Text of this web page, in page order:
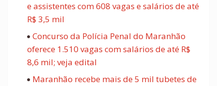
e assistentes com 608 vagas e salários de até
R$ 3,5 mil
Concurso da Polícia Penal do Maranhão
oferece 1.510 vagas com salários de até R$
8,6 mil; veja edital
Maranhão recebe mais de 5 mil tubetes de